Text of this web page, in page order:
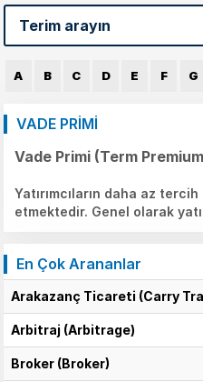
A B C D E F G
VADE PRİMİ
Vade Primi (Term
Yatırımcıların daha az
etmektedir. Genel olarak
En Çok Arananlar
Arakazanç Ticareti (Carry
Arbitraj (Arbitrage)
Broker (Broker)